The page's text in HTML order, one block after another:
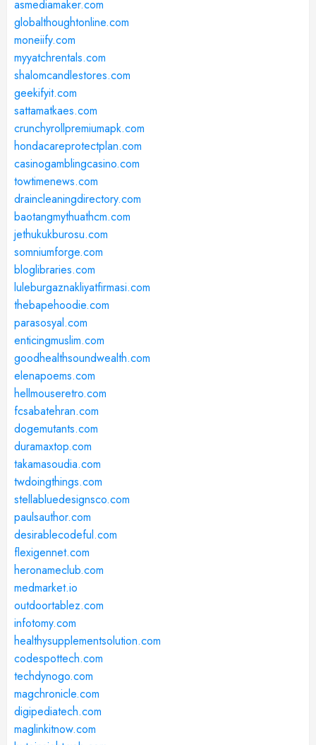
asmediamaker.com
globalthoughtonline.com
moneiify.com
myyatchrentals.com
shalomcandlestores.com
geekifyit.com
sattamatkaes.com
crunchyrollpremiumapk.com
hondacareprotectplan.com
casinogamblingcasino.com
towtimenews.com
draincleaningdirectory.com
baotangmythuathcm.com
jethukukburosu.com
somniumforge.com
bloglibraries.com
luleburgaznakliyatfirmasi.com
thebapehoodie.com
parasosyal.com
enticingmuslim.com
goodhealthsoundwealth.com
elenapoems.com
hellmouseretro.com
fcsabatehran.com
dogemutants.com
duramaxtop.com
takamasoudia.com
twdoingthings.com
stellabluedesignsco.com
paulsauthor.com
desirablecodeful.com
flexigennet.com
heronameclub.com
medmarket.io
outdoortablez.com
infotomy.com
healthysupplementsolution.com
codespottech.com
techdynogo.com
magchronicle.com
digipediatech.com
maglinkitnow.com